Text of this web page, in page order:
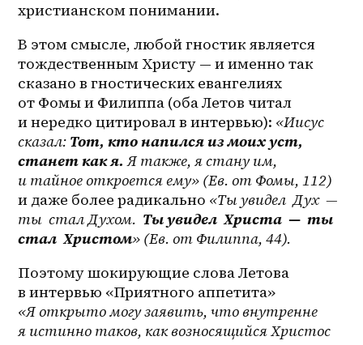
христианском понимании.
В этом смысле, любой гностик является
тождественным Христу — и именно так
сказано в гностических евангелиях
от Фомы и Филиппа (оба Летов читал
и нередко цитировал в интервью): «Иисус
сказал: Тот, кто напился из моих уст,
станет как я. Я также, я стану им,
и тайное откроется ему» (Ев. от Фомы, 112)
и даже более радикально «Ты увидел  Дух  —
ты  стал Духом. Ты увидел  Христа  —  ты
стал  Христом» (Ев. от Филиппа, 44).
Поэтому шокирующие слова Летова
«Я открыто могу заявить, что внутренне
я истинно таков, как возносящийся Христос